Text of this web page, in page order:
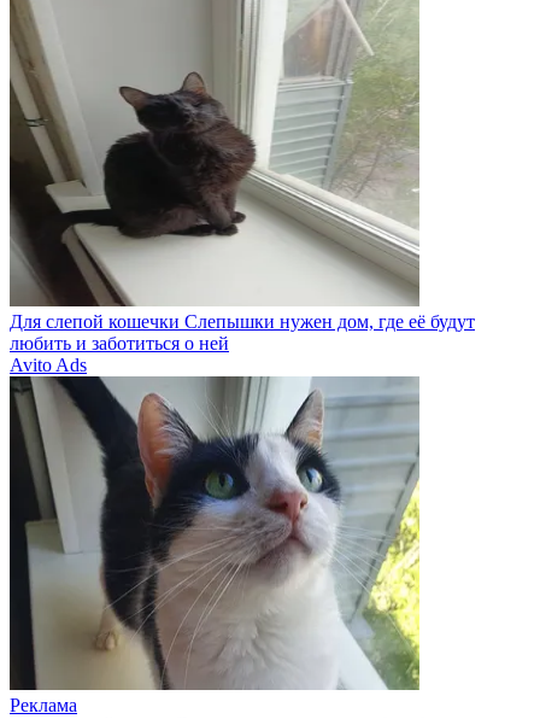
Для слепой кошечки Слепышки нужен дом, где её будут
любить и заботиться о ней
Avito Ads
Реклама